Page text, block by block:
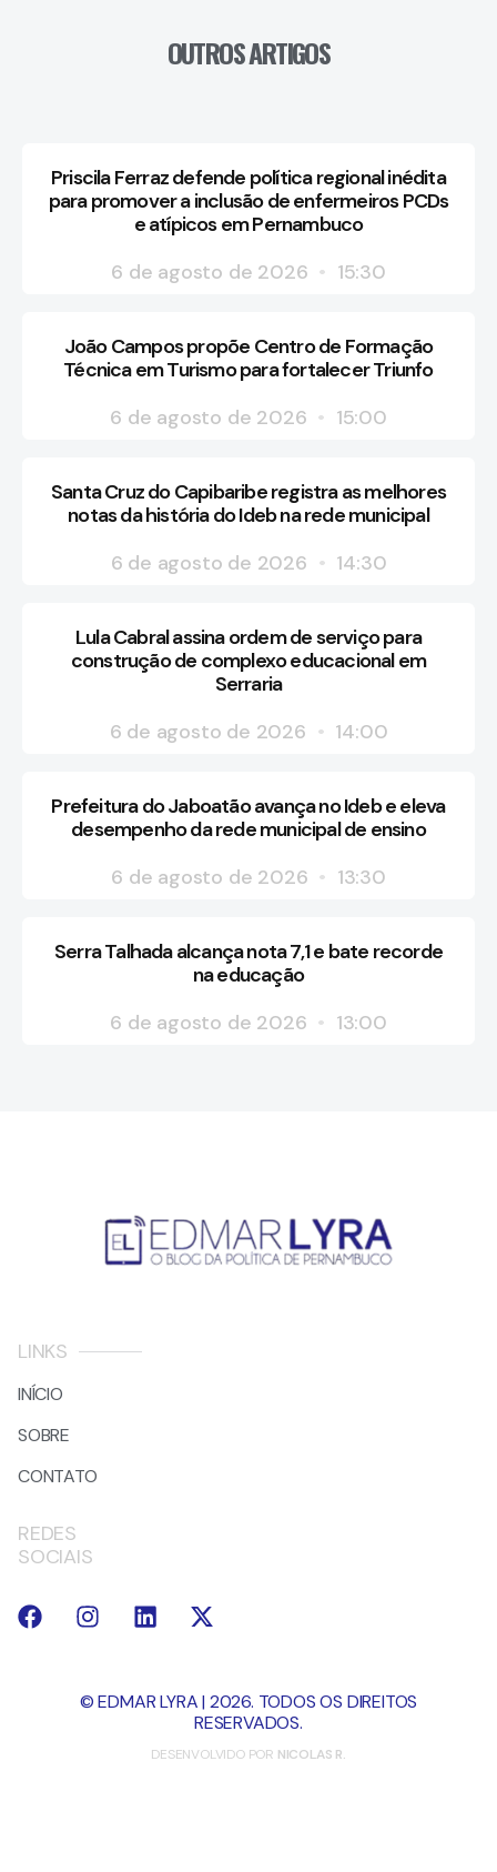
OUTROS ARTIGOS
Priscila Ferraz defende política regional inédita
para promover a inclusão de enfermeiros PCDs
e atípicos em Pernambuco
6 de agosto de 2026
15:30
João Campos propõe Centro de Formação
Técnica em Turismo para fortalecer Triunfo
6 de agosto de 2026
15:00
Santa Cruz do Capibaribe registra as melhores
notas da história do Ideb na rede municipal
6 de agosto de 2026
14:30
Lula Cabral assina ordem de serviço para
construção de complexo educacional em
Serraria
6 de agosto de 2026
14:00
Prefeitura do Jaboatão avança no Ideb e eleva
desempenho da rede municipal de ensino
6 de agosto de 2026
13:30
Serra Talhada alcança nota 7,1 e bate recorde
na educação
6 de agosto de 2026
13:00
LINKS
INÍCIO
SOBRE
CONTATO
REDES
SOCIAIS
© EDMAR LYRA | 2026. TODOS OS DIREITOS
RESERVADOS.
DESENVOLVIDO POR NICOLAS R.